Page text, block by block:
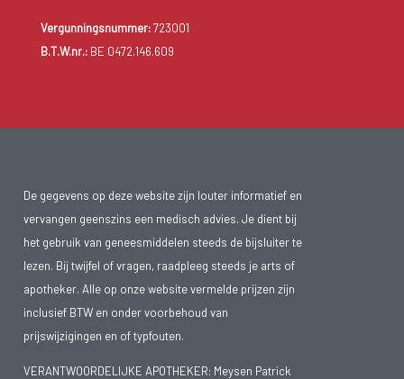
Vergunningsnummer:723001
B.T.W.nr.:BE 0472.146.609
De gegevens op deze website zijn louter informatief en
vervangen geenszins een medisch advies. Je dient bij
het gebruik van geneesmiddelen steeds de bijsluiter te
lezen. Bij twijfel of vragen, raadpleeg steeds je arts of
apotheker. Alle op onze website vermelde prijzen zijn
inclusief BTW en onder voorbehoud van
prijswijzigingen en of typfouten.
VERANTWOORDELIJKE APOTHEKER: Meysen Patrick